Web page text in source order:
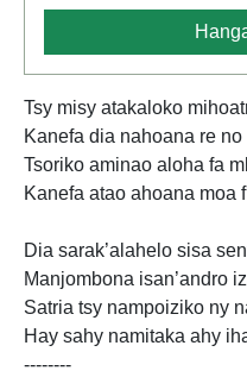
Tsy misy atakaloko
Kanefa dia nahoana re
Tsoriko aminao aloha fa
Kanefa atao ahoana moa
Dia sarak’alahelo sisa
Manjombona isan’andro
Satria tsy nampoiziko ny
Hay sahy namitaka ahy
--------